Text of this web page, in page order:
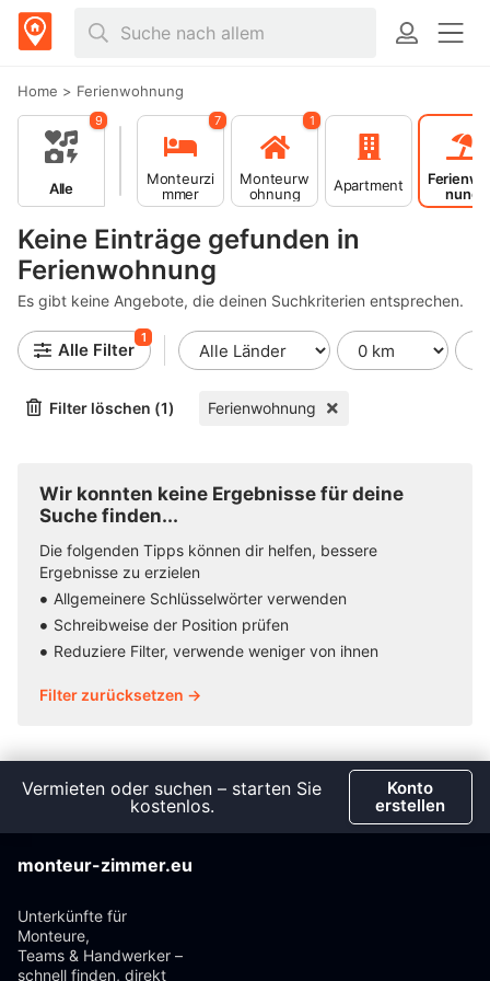
Home > Ferienwohnung
Keine Einträge gefunden in
Ferienwohnung
Es gibt keine Angebote, die deinen Suchkriterien entsprechen.
Alle
9
Monteurzi
mmer
7
Monteurw
ohnung
1
Apartment
nung
Alle Filter
1
Filter löschen (1) Ferienwohnung
Wir konnten keine Ergebnisse für deine
Suche finden...
Die folgenden Tipps können dir helfen, bessere
Ergebnisse zu erzielen
Allgemeinere Schlüsselwörter verwenden
Schreibweise der Position prüfen
Reduziere Filter, verwende weniger von ihnen
Filter zurücksetzen →
Vermieten oder suchen – starten Sie
kostenlos.
Konto
erstellen
monteur-zimmer.eu
Unterkünfte für
Monteure,
Teams & Handwerker –
schnell finden, direkt